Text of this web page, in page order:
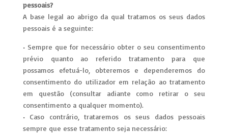
pessoais?
A base legal ao abrigo da qual tratamos os seus dados
pessoais é a seguinte:
• Sempre que for necessário obter o seu consentimento
prévio quanto ao referido tratamento para que
possamos efetuá-lo, obteremos e dependeremos do
consentimento do utilizador em relação ao tratamento
em questão (consultar adiante como retirar o seu
consentimento a qualquer momento).
• Caso contrário, trataremos os seus dados pessoais
sempre que esse tratamento seja necessário: